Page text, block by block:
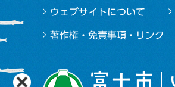
ウェブサイトについて
著作権・免責事項・リンク